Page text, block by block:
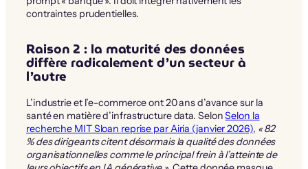
contraintes prudentielles.
Raison 2 : la maturité des données
diffère radicalement d’un secteur à
l’autre
L’industrie et l’e-commerce ont 20 ans d’avance sur la
santé en matière d’infrastructure data. SelonSelon la
recherche MIT Sloan reprise par Airia (janvier 2026), « 82
% des dirigeants citent désormais la qualité des données
organisationnelles comme le principal frein à l’atteinte de